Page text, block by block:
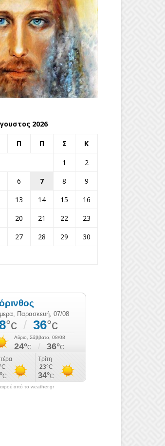
2026
Π Π Σ Κ
1
2
6 7 8
9
13 14 15
16
20 21 22
23
27 28 29
30
από το weather.gr